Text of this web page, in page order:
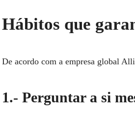
Hábitos que
De acordo com a empresa global
1.- Perguntar a si